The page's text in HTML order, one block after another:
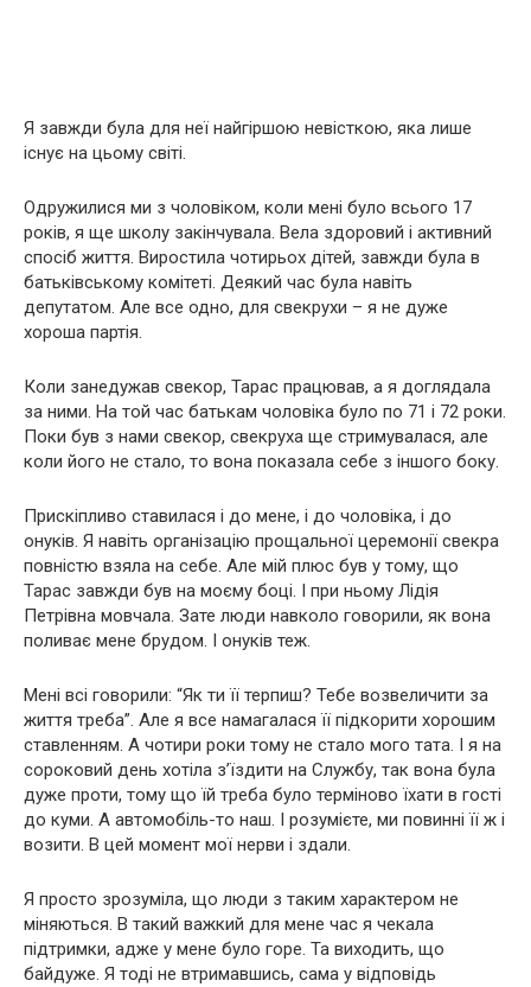
Я завжди була для неї найгіршою невісткою, яка лише
існує на цьому світі.
Одружилися ми з чоловіком, коли мені було всього 17
років, я ще школу закінчувала. Вела здоровий і активний
спосіб життя. Виростила чотирьох дітей, завжди була в
батьківському комітеті. Деякий час була навіть
депутатом. Але все одно, для свекрухи – я не дуже
хороша партія.
Коли занедужав свекор, Тарас працював, а я доглядала
за ними. На той час батькам чоловіка було по 71 і 72 роки.
Поки був з нами свекор, свекруха ще стримувалася, але
коли його не стало, то вона показала себе з іншого боку.
Прискіпливо ставилася і до мене, і до чоловіка, і до
онуків. Я навіть організацію прощальної церемонії свекра
повністю взяла на себе. Але мій плюс був у тому, що
Тарас завжди був на моєму боці. І при ньому Лідія
Петрівна мовчала. Зате люди навколо говорили, як вона
поливає мене брудом. І онуків теж.
Мені всі говорили: “Як ти її терпиш? Тебе возвеличити за
життя треба”. Але я все намагалася її підкорити хорошим
ставленням. А чотири роки тому не стало мого тата. І я на
сороковий день хотіла з’їздити на Службу, так вона була
дуже проти, тому що їй треба було терміново їхати в гості
до куми. А автомобіль-то наш. І розумієте, ми повинні її ж і
возити. В цей момент мої нерви і здали.
Я просто зрозуміла, що люди з таким характером не
міняються. В такий важкий для мене час я чекала
підтримки, адже у мене було горе. Та виходить, що
байдуже. Я тоді не втримавшись, сама у відповідь